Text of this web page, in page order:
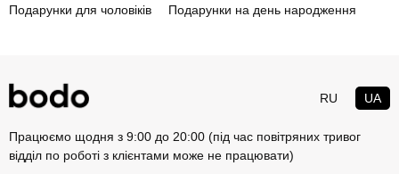
Подарунки для чоловіків
Подарунки на день народження
RU UA
Працюємо щодня з 9:00 до 20:00 (під час повітряних тривог
відділ по роботі з клієнтами може не працювати)